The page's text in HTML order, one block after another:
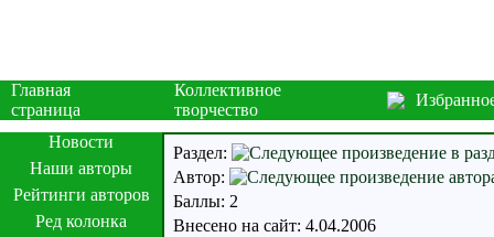
Главная
страница
Коллективное
творчество
Новости
Наши авторы
Рейтинги авторов
Ред колонка
Раздел:
Автор:
Баллы: 2
Внесено на сайт: 4.04.2006